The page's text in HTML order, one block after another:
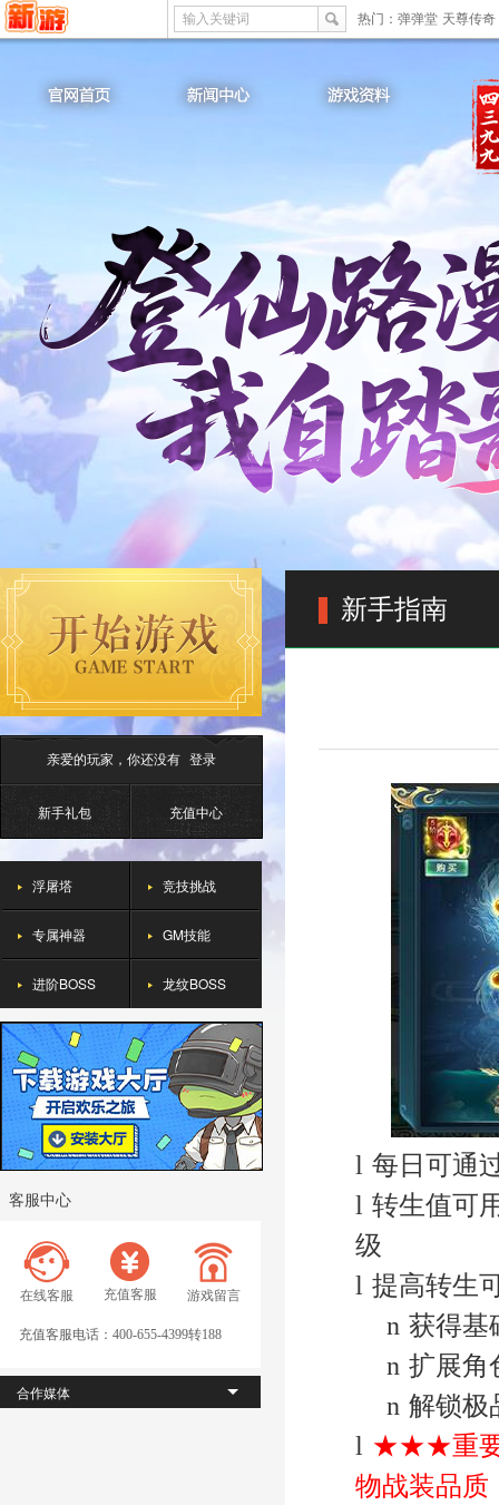
输入关键词 热门： 弹弹堂 天尊传奇
亲爱的玩家，你还没有 登录
新手礼包 充值中心
浮屠塔 竞技挑战
专属神器 GM技能
进阶BOSS 龙纹BOSS
客服中心
在线客服 充值客服 游戏留言
充值客服电话：400-655-4399转188
合作媒体
新手指南
l 每日可通
l 转生值可
级
l 提高转生
n 获得基
n 扩展角
n 解锁极
l ★★★重要
物战装品质